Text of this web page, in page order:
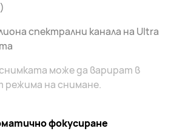
спектрални канала на Ultra
може да варират в
на снимане.
фокусиране